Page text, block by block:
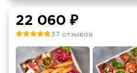
22 060 ₽
37 отзывов